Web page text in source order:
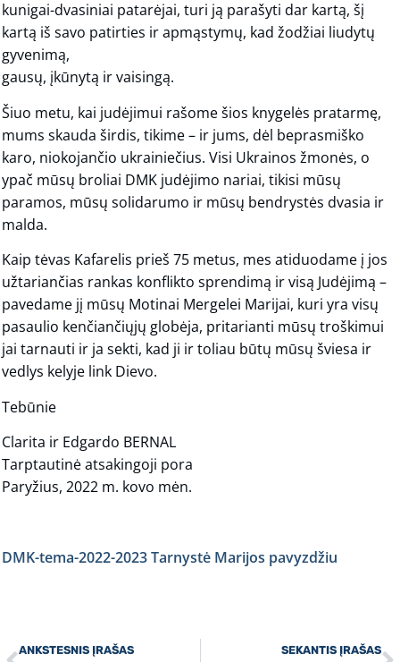
kunigai-dvasiniai patarėjai, turi ją parašyti dar kartą, šį
kartą iš savo patirties ir apmąstymų, kad žodžiai liudytų
gyvenimą,
gausų, įkūnytą ir vaisingą.
Šiuo metu, kai judėjimui rašome šios knygelės pratarmę,
mums skauda širdis, tikime – ir jums, dėl beprasmiško
karo, niokojančio ukrainiečius. Visi Ukrainos žmonės, o
ypač mūsų broliai DMK judėjimo nariai, tikisi mūsų
paramos, mūsų solidarumo ir mūsų bendrystės dvasia ir
malda.
Kaip tėvas Kafarelis prieš 75 metus, mes atiduodame į jos
užtariančias rankas konflikto sprendimą ir visą Judėjimą –
pavedame jį mūsų Motinai Mergelei Marijai, kuri yra visų
pasaulio kenčiančiųjų globėja, pritarianti mūsų troškimui
jai tarnauti ir ja sekti, kad ji ir toliau būtų mūsų šviesa ir
vedlys kelyje link Dievo.
Tebūnie
Clarita ir Edgardo BERNAL
Tarptautinė atsakingoji pora
Paryžius, 2022 m. kovo mėn.
DMK-tema-2022-2023 Tarnystė Marijos pavyzdžiu
ANKSTESNIS ĮRAŠAS
SEKANTIS ĮRAŠAS